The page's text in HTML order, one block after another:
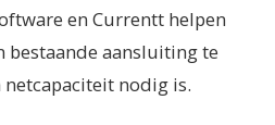
en Currentt helpen
aansluiting te
nodig is.